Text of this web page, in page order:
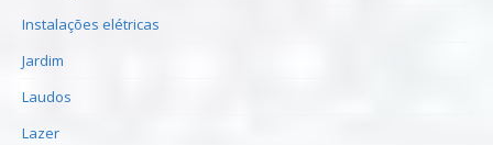
Instalações elétricas
Jardim
Laudos
Lazer